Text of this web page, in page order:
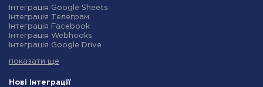
Інтеграція Google Sheets
Інтеграція Телеграм
Інтеграція Facebook
Інтеграція Webhooks
Інтеграція Google Drive
Інтеграція Gmail
Інтеграція Rozetka
показати ще
Нові інтеграції